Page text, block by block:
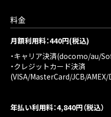
料金
月額利用料：440円(税込)
・キャリア決済(docomo/au/
・クレジットカード決済
(VISA/MasterCard/JCB/
年払い利用料：4,840円（税込）